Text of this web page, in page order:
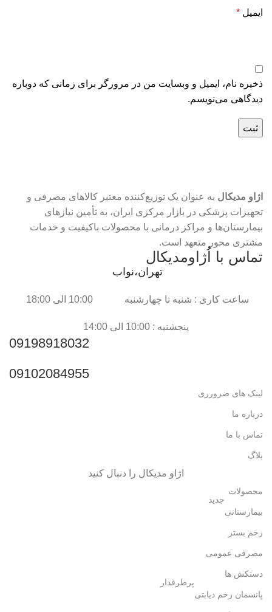
ایمیل *
ذخیره نام، ایمیل و وبسایت من در مرورگر برای زمانی که دوباره
دیدگاهی می‌نویسم.
اژاو مدیکال به عنوان یک توزیع‌کننده معتبر کالاهای مصرفی و
تجهیزات پزشکی در بازار مرکزی ایران، به تأمین نیازهای
بیمارستان‌ها و مراکز درمانی با محصولات باکیفیت و خدمات
مشتری محور متعهد است.
تماس با اُژاومدیکال
تهران،نواب
ساعت کاری : شنبه تا چهارشنبه 10:00 الی 18:00
پنجشنبه : 10:00 الی 14:00
09198918032
09102084955
لینک های ضرورری
درباره ما
تماس با ما
بلاگ
اژاو مدیکال را دنبال کنید
محصولات
بیمارستانی
جدید
زخم بستر
مصرفی عمومی
دستکش ها
پانسمان زخم دیابتی
پرطرفدار